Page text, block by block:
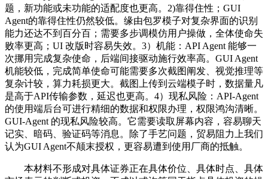
题，新功能或未功能的适配度也更高。2)靠得住性；GUI
Agent的靠得住性仍然较低。缘由包罗模子对复杂界面的识别
能力还达不到百分百；需要多步调模仿用户操做，全体使命失
败率更高；UI 改版时容易失效。3）机能：API Agent 能够一
次挪用完成复杂使命，后端间接驱动施行效率高。GUI Agent
机能较低，完成简单使命可能需要多次截图阐发、视觉推理等
复杂计较，算力耗损更大。截图上传到云端模子时，数据量凡
是高于API传输参数，延迟也更高。4）现私风险：API-Agent
的使用端后台可进行精细的数据和权限办理，权限鸿沟清晰。
GUI-Agent 的现私风险较高。它需要读取屏幕内容，容易聊天
记实、暗码、验证码等消息。除了手艺问题，贸易阻力上我们
认为GUI Agent不颠末授权，更容易遭到使用厂商的抵触。
本材料不形成对具体证券正在具体价位、具体时点、具体